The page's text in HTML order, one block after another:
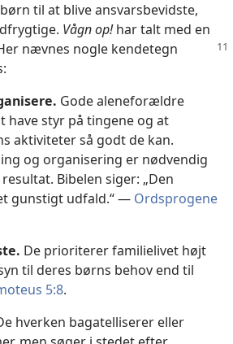
til at blive ansvarsbevidste,
Vågn op!har talt med en
nævnes nogle kendetegn
Gode aleneforældre
styr på tingene og at
aktiviteter så godt de kan.
og organisering er nødvendig
Bibelen siger: „Den
gunstigt udfald.“ — Ordsprogene
De prioriterer familielivet højt
til deres børns behov end til
5:8.
hverken bagatelliserer eller